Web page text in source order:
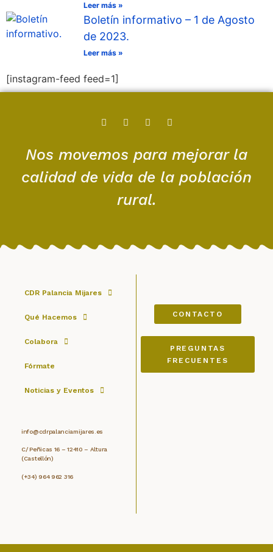
Leer más »
Boletín informativo – 1 de Agosto
de 2023.
Leer más »
[instagram-feed feed=1]
Nos movemos para mejorar la
calidad de vida de la población
rural.
CDR Palancia Mijares
Qué Hacemos
Colabora
Fórmate
Noticias y Eventos
CONTACTO
PREGUNTAS
FRECUENTES
info@cdrpalanciamijares.es
C/ Peñicas 16 – 12410 – Altura
(Castellón)
(+34) 964 962 316